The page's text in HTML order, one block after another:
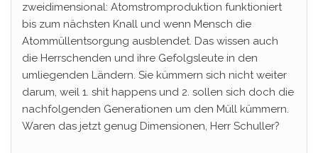
zweidimensional: Atomstromproduktion funktioniert
bis zum nächsten Knall und wenn Mensch die
Atommüllentsorgung ausblendet. Das wissen auch
die Herrschenden und ihre Gefolgsleute in den
umliegenden Ländern. Sie kümmern sich nicht weiter
darum, weil 1. shit happens und 2. sollen sich doch die
nachfolgenden Generationen um den Müll kümmern.
Waren das jetzt genug Dimensionen, Herr Schuller?